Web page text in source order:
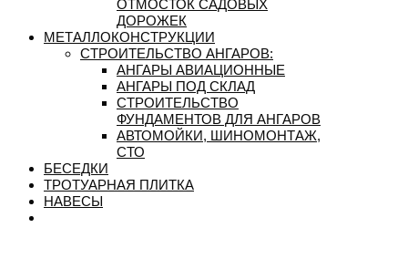
ОТМОСТОК САДОВЫХ
ДОРОЖЕК
МЕТАЛЛОКОНСТРУКЦИИ
СТРОИТЕЛЬСТВО АНГАРОВ:
АНГАРЫ АВИАЦИОННЫЕ
АНГАРЫ ПОД СКЛАД
СТРОИТЕЛЬСТВО
ФУНДАМЕНТОВ ДЛЯ АНГАРОВ
АВТОМОЙКИ, ШИНОМОНТАЖ,
СТО
БЕСЕДКИ
ТРОТУАРНАЯ ПЛИТКА
НАВЕСЫ